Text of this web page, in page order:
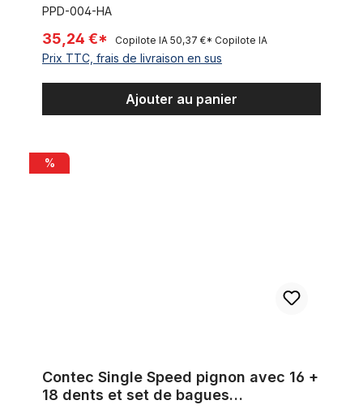
PPD-004-HA
35,24 €* Copilote IA 50,37 €* Copilote IA
Prix TTC, frais de livraison en sus
Ajouter au panier
Contec Single Speed pignon avec 16 + 18 dents et set de
%
Contec Single Speed pignon avec 16 +
18 dents et set de bagues